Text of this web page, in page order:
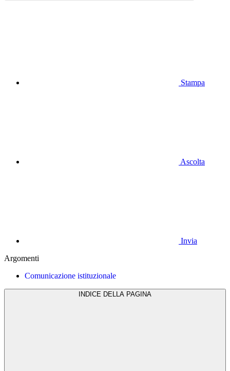
Stampa
Ascolta
Invia
Argomenti
Comunicazione istituzionale